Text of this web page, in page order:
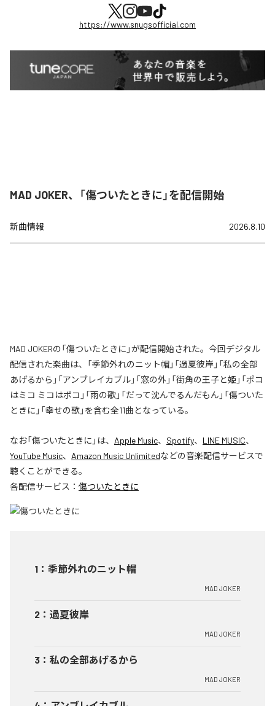
https://www.snugsofficial.com
MAD JOKER、「傷ついたときに」を配信開始
新曲情報 2026.8.10
MAD JOKERの「傷ついたときに」が配信開始された。今回デジタル
配信された楽曲は、「季節外れのニット帽」「過夏彼岸」「私の全部
あげるから」「アンブレイカブル」「窓の外」「街角の王子と姫」「ポコ
はミコ ミコはポコ」「雨の歌」「だって沈んでるんだもん」「傷ついた
ときに」「幸せの歌」を含む全11曲となっている。
なお「傷ついたときに 」は、 Apple Music、 Spotify、 LINE MUSIC、
YouTube Music、 Amazon Music Unlimitedなどの音楽配信サービスで
聴くことができる。
各配信サービス： 傷ついたときに
1 ： 季節外れのニット帽
MAD JOKER
2 ： 過夏彼岸
MAD JOKER
3 ： 私の全部あげるから
MAD JOKER